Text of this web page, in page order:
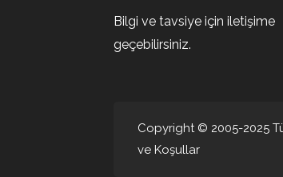
Bilgi ve tavsiye için iletişime
geçebilirsiniz.
Copyright © 2005-2025
ve Koşullar